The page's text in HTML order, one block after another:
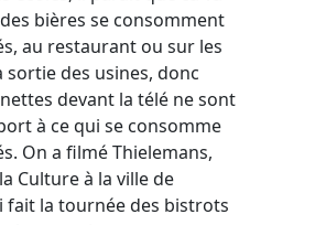
bières se consomment
au restaurant ou sur les
sortie des usines, donc
devant la télé ne sont
à ce qui se consomme
On a filmé Thielemans,
Culture à la ville de
fait la tournée des bistrots